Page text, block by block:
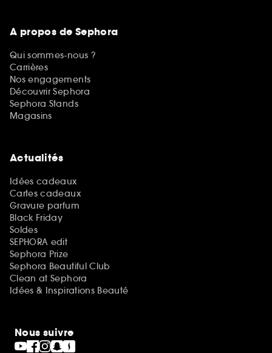
A propos de Sephora
Qui sommes-nous ?
Carrières
Nos engagements
Découvrir Sephora
Sephora Stands
Magasins
Actualités
Idées cadeaux
Cartes cadeaux
Gravure parfum
Black Friday
Soldes
SEPHORA edit
Sephora Prize
Sephora Beautiful Club
Clean at Sephora
Idées & Inspirations Beauté
Nous suivre